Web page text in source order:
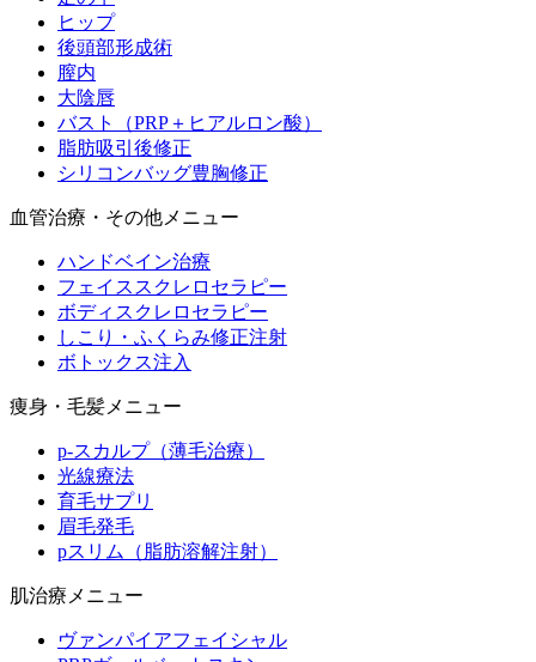
ヒップ
後頭部形成術
膣内
大陰唇
バスト（PRP＋ヒアルロン酸）
脂肪吸引後修正
シリコンバッグ豊胸修正
血管治療・その他メニュー
ハンドベイン治療
フェイススクレロセラピー
ボディスクレロセラピー
しこり・ふくらみ修正注射
ボトックス注入
痩身・毛髪メニュー
p-スカルプ（薄毛治療）
光線療法
育毛サプリ
眉毛発毛
pスリム（脂肪溶解注射）
肌治療メニュー
ヴァンパイアフェイシャル